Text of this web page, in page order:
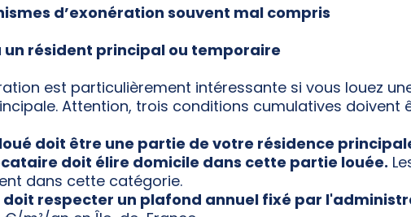
d’exonération souvent mal compris
un résident principal ou temporaire
est particulièrement intéressante si vous louez
Attention, trois conditions cumulatives doivent
doit être une partie de votre résidence
doit élire domicile dans cette partie louée.
dans cette catégorie.
doit respecter un plafond annuel fixé par